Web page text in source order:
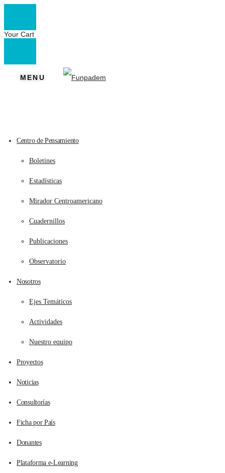
Your Cart
MENU
Centro de Pensamiento
Boletines
Estadísticas
Mirador Centroamericano
Cuadernillos
Publicaciones
Observatorio
Nosotros
Ejes Temáticos
Actividades
Nuestro equipo
Proyectos
Noticias
Consultorías
Ficha por País
Donantes
Plataforma e-Learning